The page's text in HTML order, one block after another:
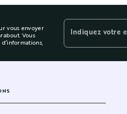
vous envoyer
Vous
Indiquez votre